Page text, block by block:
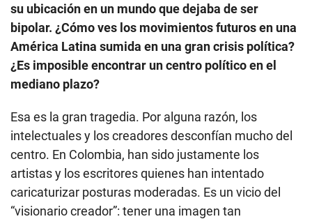
su ubicación en un mundo que dejaba de ser
bipolar. ¿Cómo ves los movimientos futuros en una
América Latina sumida en una gran crisis política?
¿Es imposible encontrar un centro político en el
mediano plazo?
Esa es la gran tragedia. Por alguna razón, los
intelectuales y los creadores desconfían mucho del
centro. En Colombia, han sido justamente los
artistas y los escritores quienes han intentado
caricaturizar posturas moderadas. Es un vicio del
“visionario creador”: tener una imagen tan